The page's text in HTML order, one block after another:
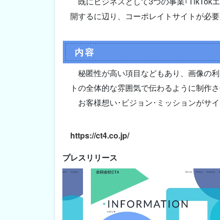
開するに辺り、コーポレイトサイトが必
内容
秘匿性が高い項目などもあり、画像の
トの全体的な雰囲気で伝わるように制作
お客様想い･ビジョン･ミッションがサ
https://ct4.co.jp/
プレスリリース